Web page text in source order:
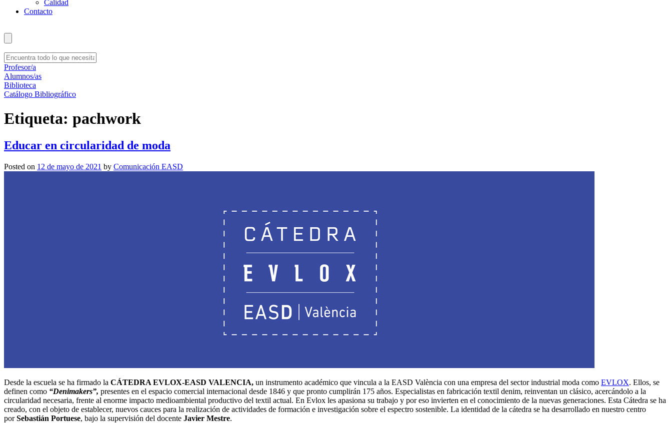
Calidad
Contacto
Profesor/a
Alumnos/as
Biblioteca
Catálogo Bibliográfico
Etiqueta: pachwork
Educar en circularidad de moda
Posted on 12 de mayo de 2021 by Comunicación EASD
Desde la escuela se ha firmado la CÁTEDRA EVLOX-EASD VALENCIA, un instrumento académico que vincula a la EASD València con una empresa del sector industrial moda como EVLOX. Ellos, se
definen como “Denimakers”, presentes en el espacio comercial internacional desde 1846 y que pronto cumplirán 175 años. Especialistas en fabricación textil denim, reinventan un clásico, acercándolo a la
circularidad necesaria, frente al enorme impacto medioambiental productivo del textil actual. En Evlox les apasiona su trabajo y por eso invierten en el conocimiento de la nuevas generaciones. Esta Cátedra se ha
creado, con el objeto de establecer, nuevos cauces para la realización de actividades de formación e investigación sobre el espectro sostenible. La identidad de la cátedra se ha desarrollado en nuestro centro
porSebastián Portuese, bajo la supervisión del docente Javier Mestre.